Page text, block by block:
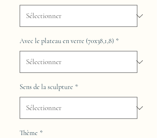
Avec le plateau en verre (70x38,1,8) *
Sens de la sculpture *
Thème *